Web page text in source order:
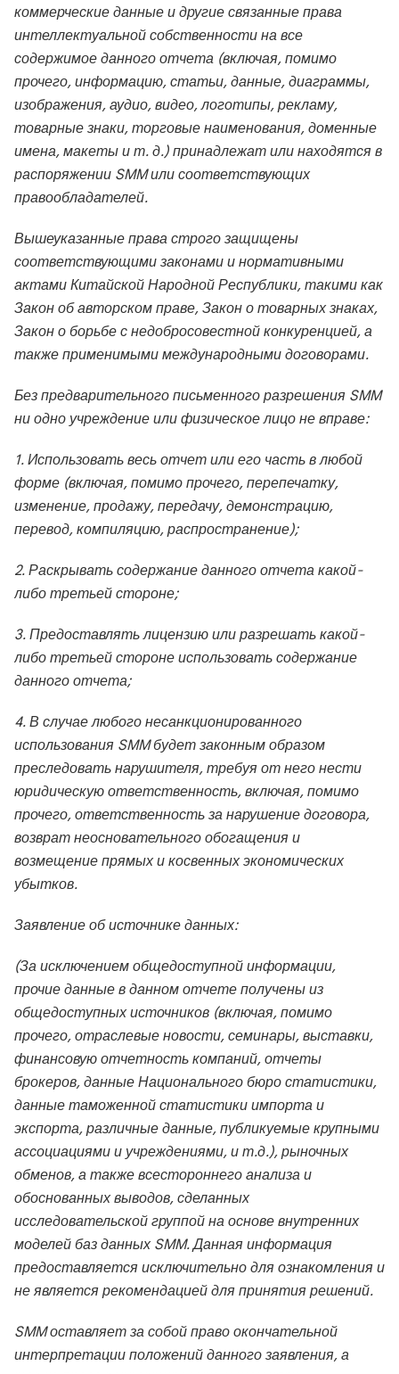
коммерческие данные и другие связанные права
интеллектуальной собственности на все
содержимое данного отчета (включая, помимо
прочего, информацию, статьи, данные, диаграммы,
изображения, аудио, видео, логотипы, рекламу,
товарные знаки, торговые наименования, доменные
имена, макеты и т. д.) принадлежат или находятся в
распоряжении SMM или соответствующих
правообладателей.
Вышеуказанные права строго защищены
соответствующими законами и нормативными
актами Китайской Народной Республики, такими как
Закон об авторском праве, Закон о товарных знаках,
Закон о борьбе с недобросовестной конкуренцией, а
также применимыми международными договорами.
Без предварительного письменного разрешения SMM
ни одно учреждение или физическое лицо не вправе:
1. Использовать весь отчет или его часть в любой
форме (включая, помимо прочего, перепечатку,
изменение, продажу, передачу, демонстрацию,
перевод, компиляцию, распространение);
2. Раскрывать содержание данного отчета какой-
либо третьей стороне;
3. Предоставлять лицензию или разрешать какой-
либо третьей стороне использовать содержание
данного отчета;
4. В случае любого несанкционированного
использования SMM будет законным образом
преследовать нарушителя, требуя от него нести
юридическую ответственность, включая, помимо
прочего, ответственность за нарушение договора,
возврат неосновательного обогащения и
возмещение прямых и косвенных экономических
убытков.
Заявление об источнике данных:
(За исключением общедоступной информации,
прочие данные в данном отчете получены из
общедоступных источников (включая, помимо
прочего, отраслевые новости, семинары, выставки,
финансовую отчетность компаний, отчеты
брокеров, данные Национального бюро статистики,
данные таможенной статистики импорта и
экспорта, различные данные, публикуемые крупными
ассоциациями и учреждениями, и т.д.), рыночных
обменов, а также всестороннего анализа и
обоснованных выводов, сделанных
исследовательской группой на основе внутренних
моделей баз данных SMM. Данная информация
предоставляется исключительно для ознакомления и
не является рекомендацией для принятия решений.
SMM оставляет за собой право окончательной
интерпретации положений данного заявления, а